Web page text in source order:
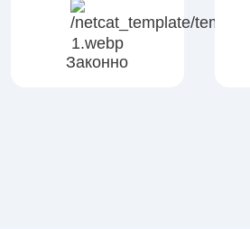
Законно